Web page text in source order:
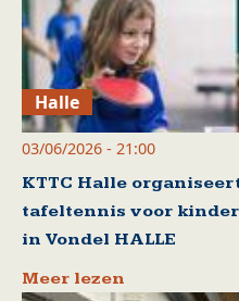
Halle
03/06/2026 - 21:00
KTTC Halle
tafeltennis voor
in Vondel HALLE
Meer lezen